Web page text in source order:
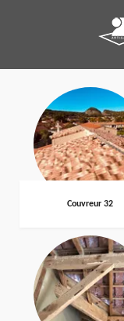
Couvreur 32